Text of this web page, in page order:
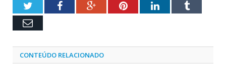
TwitterFacebookGoogle+PinterestLinkedInTumblr
Email
CONTEÚDO RELACIONADO